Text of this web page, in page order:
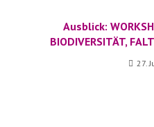
Ausblick:
BIODIVERSITÄT,
27.